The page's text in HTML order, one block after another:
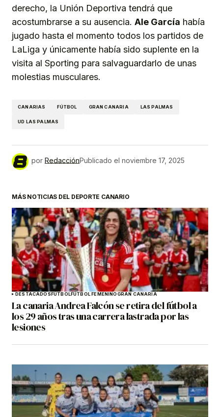
derecho, la Unión Deportiva tendrá que
acostumbrarse a su ausencia. Ale García había
jugado hasta el momento todos los partidos de
LaLiga y únicamente había sido suplente en la
visita al Sporting para salvaguardarlo de unas
molestias musculares.
CANARIAS FÚTBOL GRAN CANARIA LAS PALMAS
UD LAS PALMAS
por RedacciónPublicado el noviembre 17, 2025
MÁS NOTICIAS DEL DEPORTE CANARIO
DESTACADOSFÚTBOLFÚTBOL FEMENINOGRAN CANARIA
La canaria Andrea Falcón se retira del fútbol a
los 29 años tras una carrera lastrada por las
lesiones